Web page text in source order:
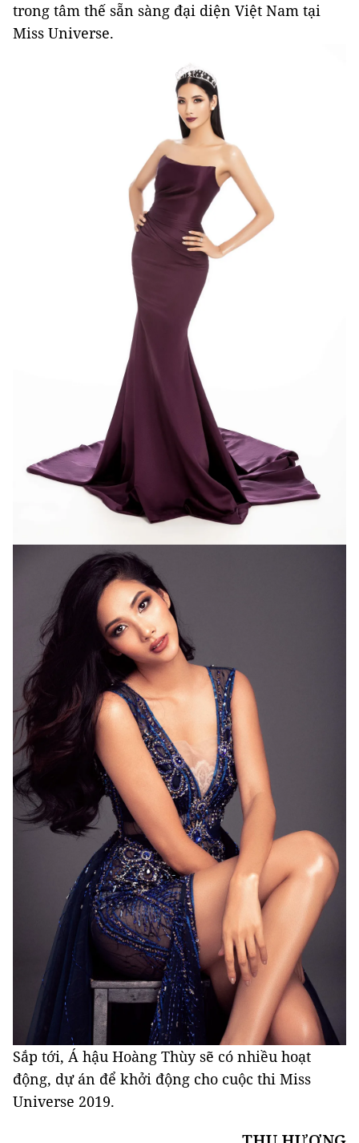
trong tâm thế sẵn sàng đại diện Việt Nam tại
Miss Universe.
Sắp tới, Á hậu Hoàng Thùy sẽ có nhiều hoạt
động, dự án để khởi động cho cuộc thi Miss
Universe 2019.